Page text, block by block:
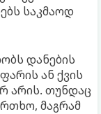
საკმაოდ
დანების
ან ქვის
არის. თუნდაც
მაგრამ